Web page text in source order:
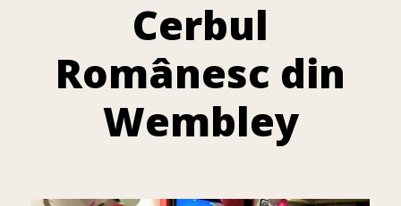
Cerbul
Românesc din
Wembley